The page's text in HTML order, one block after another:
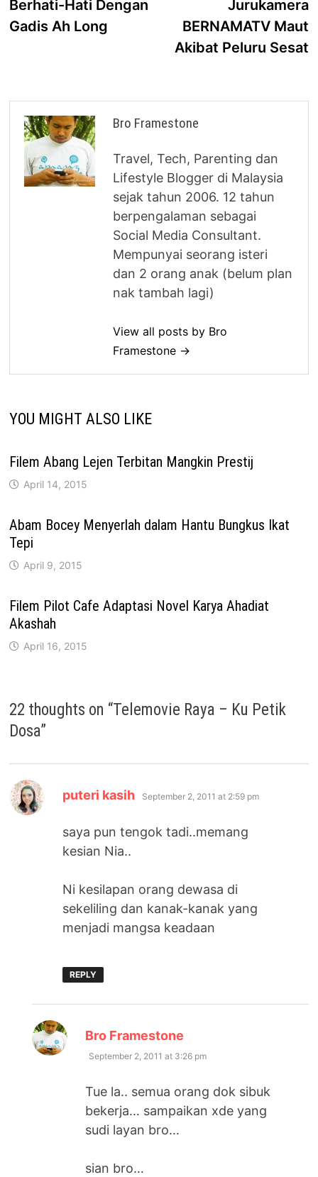
navigationpost:
Berhati-Hati Dengan
Gadis Ah Long
Jurukamera
BERNAMATV Maut
Akibat Peluru Sesat
Bro Framestone
Travel, Tech, Parenting dan
Lifestyle Blogger di Malaysia
sejak tahun 2006. 12 tahun
berpengalaman sebagai
Social Media Consultant.
Mempunyai seorang isteri
dan 2 orang anak (belum plan
nak tambah lagi)
View all posts by Bro
Framestone →
YOU MIGHT ALSO LIKE
Filem Abang Lejen Terbitan Mangkin Prestij
April 14, 2015
Abam Bocey Menyerlah dalam Hantu Bungkus Ikat
Tepi
April 9, 2015
Filem Pilot Cafe Adaptasi Novel Karya Ahadiat
Akashah
April 16, 2015
22 thoughts on “Telemovie Raya – Ku Petik
Dosa”
puteri kasih says:
September 2, 2011 at 2:59 pm
saya pun tengok tadi..memang
kesian Nia..
Ni kesilapan orang dewasa di
sekeliling dan kanak-kanak yang
menjadi mangsa keadaan
REPLY
Bro Framestone
September 2, 2011 at 3:26 pm
Tue la.. semua orang dok sibuk
bekerja… sampaikan xde yang
sudi layan bro…
sian bro…